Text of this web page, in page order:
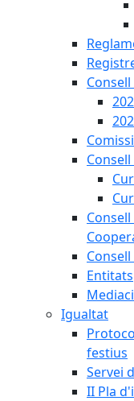
Entitats
Igualtat
festius
Servei
II Pla